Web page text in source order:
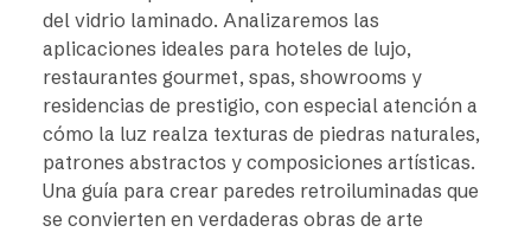
del vidrio laminado. Analizaremos las
aplicaciones ideales para hoteles de lujo,
restaurantes gourmet, spas, showrooms y
residencias de prestigio, con especial atención a
cómo la luz realza texturas de piedras naturales,
patrones abstractos y composiciones artísticas.
Una guía para crear paredes retroiluminadas que
se convierten en verdaderas obras de arte